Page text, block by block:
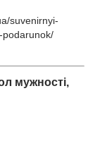
suvenirnyi-
podarunok/
мужності,